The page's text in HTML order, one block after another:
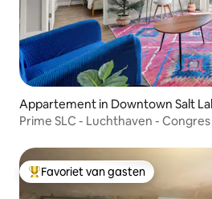
Appartement in Downtown Salt
Prime SLC - Luchthaven -
Topfavoriet van gasten
Favoriet van gasten